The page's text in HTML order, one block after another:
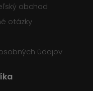
obchod
otázky
údajov